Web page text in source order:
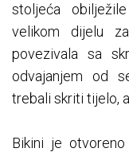
stoljeća
velikom dijelu
povezivala sa
odvajanjem od
trebali skriti tijelo,
Bikini je